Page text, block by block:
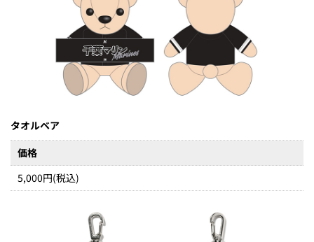
タオルベア
価格
5,000円(税込)